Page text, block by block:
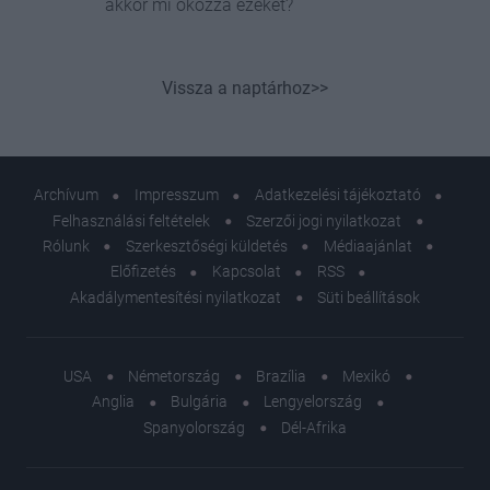
akkor mi okozza ezeket?
Vissza a naptárhoz>>
Archívum Impresszum
Adatkezelési tájékoztató
Felhasználási feltételek
Szerzői jogi nyilatkozat
Rólunk
Szerkesztőségi küldetés
Médiaajánlat
Előfizetés
Kapcsolat
RSS
Akadálymentesítési nyilatkozat
Süti beállítások
USA Németország Brazília
Mexikó
Anglia
Bulgária
Lengyelország
Spanyolország
Dél-Afrika